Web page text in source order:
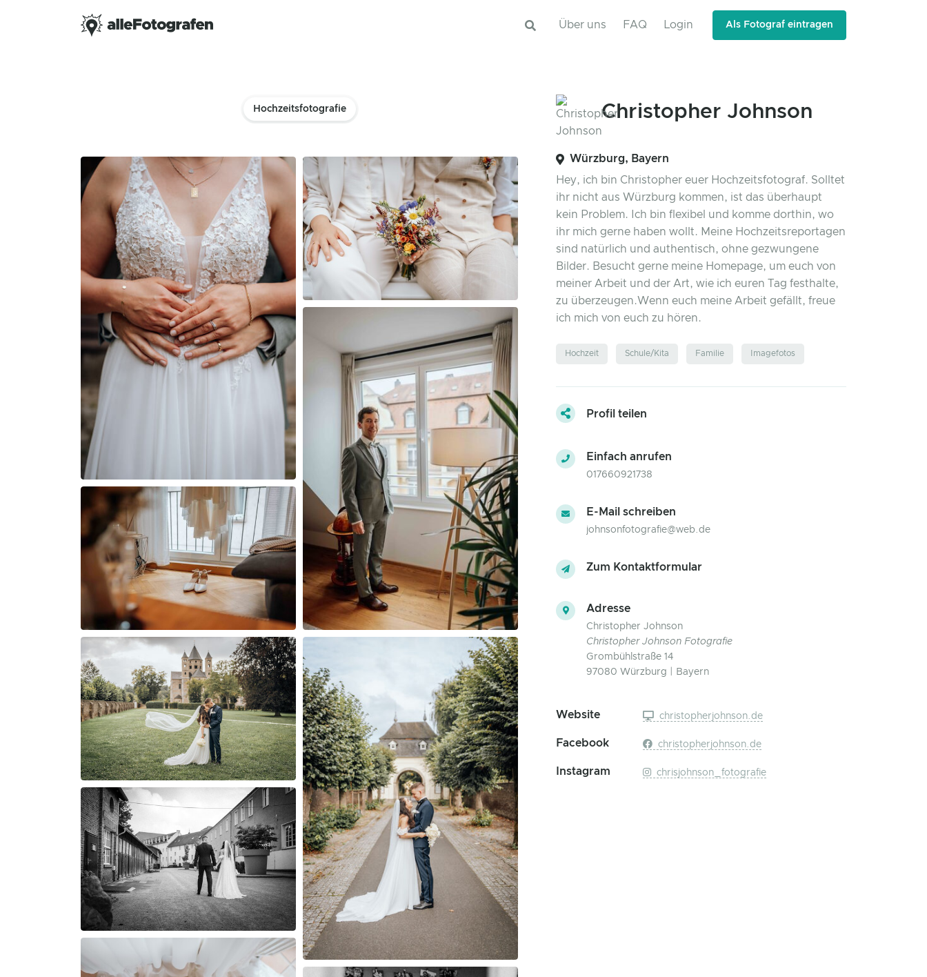
Über uns FAQ Login Als Fotograf eintragen
Hochzeitsfotografie Christopher Johnson
Würzburg, Bayern
Hey, ich bin Christopher euer Hochzeitsfotograf. Solltet
ihr nicht aus Würzburg kommen, ist das überhaupt
kein Problem. Ich bin flexibel und komme dorthin, wo
ihr mich gerne haben wollt. Meine Hochzeitsreportagen
sind natürlich und authentisch, ohne gezwungene
Bilder. Besucht gerne meine Homepage, um euch von
meiner Arbeit und der Art, wie ich euren Tag festhalte,
zu überzeugen.​ ​ Wenn euch meine Arbeit gefällt, freue
ich mich von euch zu hören.
Hochzeit Schule/Kita Familie Imagefotos
Profil teilen
Einfach anrufen
017660921738
E-Mail schreiben
johnsonfotografie@web.de
Zum Kontaktformular
Adresse
Christopher Johnson
Christopher Johnson Fotografie
Grombühlstraße 14
97080 Würzburg | Bayern
Website christopherjohnson.de
Facebook christopherjohnson.de
Instagram chrisjohnson_fotografie